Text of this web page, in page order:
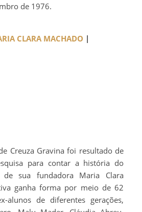
de 1976.
CLARA MACHADO |
Creuza Gravina foi resultado de
para contar a história do
sua fundadora Maria Clara
ganha forma por meio de 62
alunos de diferentes gerações,